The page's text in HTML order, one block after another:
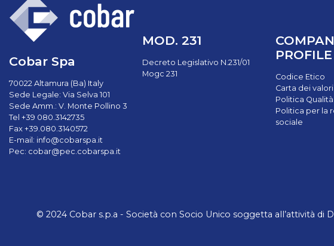
Cobar Spa
70022 Altamura (Ba) Italy
Sede Legale: Via Selva 101
Sede Amm.: V. Monte Pollino 3
Tel +39 080.3142735
Fax +39.080.3140572
E-mail: info@cobarspa.it
Pec: cobar@pec.cobarspa.it
MOD. 231
Decreto Legislativo N.231/01
Mogc 231
PROFILE
Codice Etico
Carta dei valori
Politica Qualità
Politica per la
sociale
© 2024 Cobar s.p.a - Società con Socio Unico soggetta all’attività di